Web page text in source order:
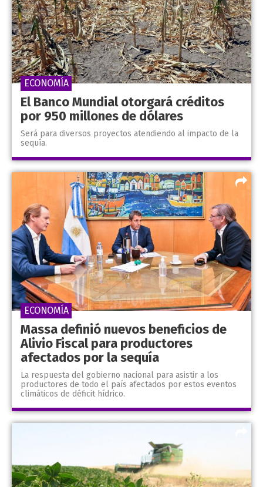
El Banco Mundial otorgará créditos
por 950 millones de dólares
Será para diversos proyectos atendiendo al impacto de la
sequía.
ECONOMÍA
Massa definió nuevos beneficios de
Alivio Fiscal para productores
afectados por la sequía
La respuesta del gobierno nacional para asistir a los
productores de todo el país afectados por estos eventos
climáticos de déficit hídrico.
ECONOMÍA